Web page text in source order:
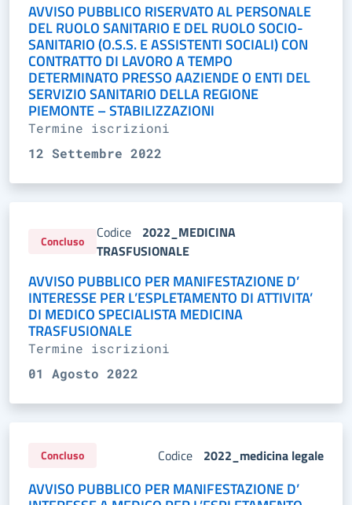
AVVISO PUBBLICO RISERVATO AL PERSONALE
DEL RUOLO SANITARIO E DEL RUOLO SOCIO-
SANITARIO (O.S.S. E ASSISTENTI SOCIALI) CON
CONTRATTO DI LAVORO A TEMPO
DETERMINATO PRESSO AAZIENDE O ENTI DEL
SERVIZIO SANITARIO DELLA REGIONE
PIEMONTE – STABILIZZAZIONI
Termine iscrizioni
12 Settembre 2022
Concluso Codice
2022_MEDICINA
TRASFUSIONALE
AVVISO PUBBLICO PER MANIFESTAZIONE D’
INTERESSE PER L’ESPLETAMENTO DI ATTIVITA’
DI MEDICO SPECIALISTA MEDICINA
TRASFUSIONALE
Termine iscrizioni
01 Agosto 2022
Concluso Codice 2022_medicina legale
AVVISO PUBBLICO PER MANIFESTAZIONE D’